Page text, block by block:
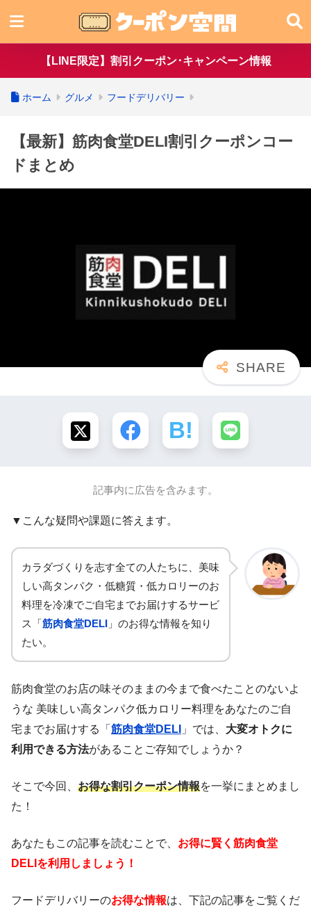
【LINE限定】割引クーポン･キャンペーン情報
ホーム グルメ フードデリバリー
【最新】筋肉食堂DELI割引クーポンコー
ドまとめ
記事内に広告を含みます。
▼こんな疑問や課題に答えます。
カラダづくりを志す全ての人たちに、美味
しい高タンパク・低糖質・低カロリーのお
料理を冷凍でご自宅までお届けするサービ
ス「筋肉食堂DELI 」のお得な情報を知り
たい。
筋肉食堂のお店の味そのままの今まで食べたことのないよ
うな 美味しい高タンパク低カロリー料理をあなたのご自
宅までお届けする「 筋肉食堂DELI 」では、 大変オトクに
利用できる方法があることご存知でしょうか？
そこで今回、 お得な割引クーポン情報を一挙にまとめまし
た！
あなたもこの記事を読むことで、 お得に賢く筋肉食堂
DELIを利用しましょう！
フードデリバリーのお得な情報は、下記の記事をご覧くだ